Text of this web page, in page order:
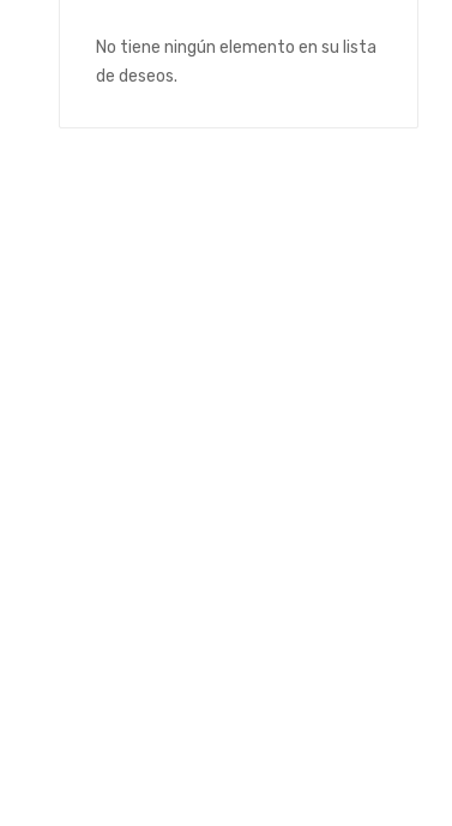
No tiene ningún elemento en su lista
de deseos.